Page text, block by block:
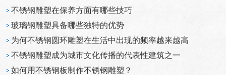
不锈钢雕塑在保养方面有哪些技巧
玻璃钢雕塑具备哪些独特的优势
为何不锈钢圆环雕塑在生活中出现的频率越来越高
不锈钢雕塑成为城市文化传播的代表性建筑之一
如何用不锈钢板制作不锈钢雕塑？